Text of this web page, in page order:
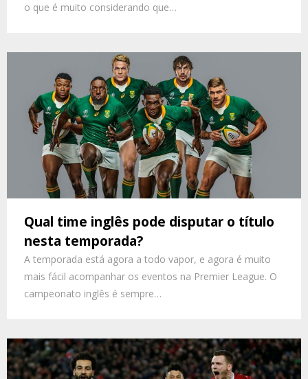
o que é muito considerando que…
Qual time inglês pode disputar o título
nesta temporada?
A temporada está agora a todo vapor, e agora é muito
mais fácil acompanhar os eventos na Premier League. O
campeonato inglês é sempre…